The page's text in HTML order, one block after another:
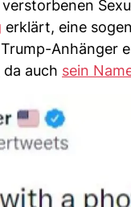
erklärt, eine
Anhänger
auch sein